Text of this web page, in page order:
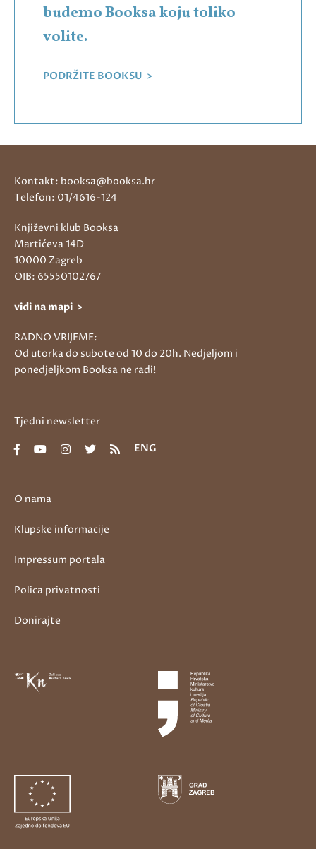
budemo Booksa koju toliko
volite.
PODRŽITE BOOKSU >
O nama
Klupske informacije
Impressum portala
Polica privatnosti
Donirajte
Kontakt: booksa@booksa.hr
Telefon: 01/4616-124
Književni klub Booksa
Martićeva 14D
10000 Zagreb
OIB: 65550102767
vidi na mapi >
RADNO VRIJEME:
Od utorka do subote od 10 do 20h. Nedjeljom i
ponedjeljkom Booksa ne radi!
Tjedni newsletter
ENG